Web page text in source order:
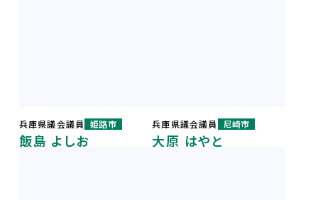
兵庫県議会議員 姫路市
飯島 よしお
兵庫県議会議員 尼崎市
大原 はやと